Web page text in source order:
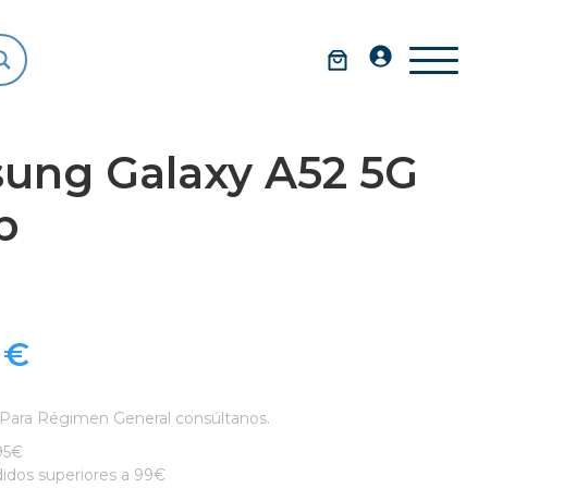
Galaxy A52 5G
€
Régimen General consúltanos.
superiores a 99€